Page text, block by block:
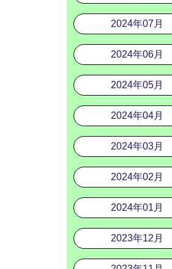
2024年07月
2024年06月
2024年05月
2024年04月
2024年03月
2024年02月
2024年01月
2023年12月